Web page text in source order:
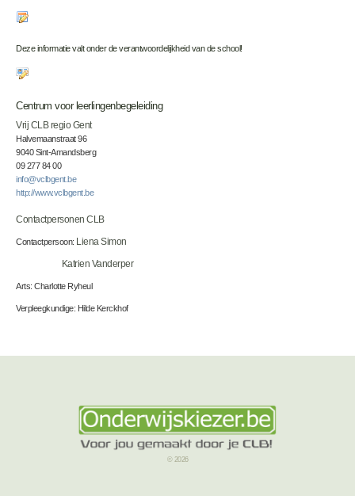
Deze informatie valt onder de verantwoordelijkheid van de school!
Centrum voor leerlingenbegeleiding
Vrij CLB regio Gent
Halvemaanstraat 96
9040 Sint-Amandsberg
09 277 84 00
info@vclbgent.be
http://www.vclbgent.be
Contactpersonen CLB
Contactpersoon: Liena Simon
Katrien Vanderper
Arts: Charlotte Ryheul
Verpleegkundige: Hilde Kerckhof
© 2026